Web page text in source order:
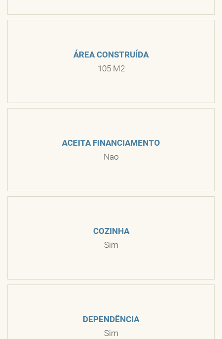
ÁREA CONSTRUÍDA
105 M2
ACEITA FINANCIAMENTO
Nao
COZINHA
Sim
DEPENDÊNCIA
Sim